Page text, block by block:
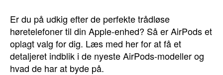
Er du på udkig efter de perfekte trådløse
høretelefoner til din Apple-enhed? Så er AirPods et
oplagt valg for dig. Læs med her for at få et
detaljeret indblik i de nyeste AirPods-modeller og
hvad de har at byde på.